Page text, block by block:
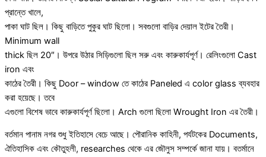
প্রান্তে খালে,
পাকা ঘাট ছিল। কিছু বাড়িতে পুকুর ঘাট ছিলো। সবগুলো বাড়ির দেয়াল ইটের তৈরী।
Minimum wall
thick ছিল 20″। উপরে উঠার সিড়িগুলো ছিল সরু এবং কারুকার্যপূর্ণ। রেলিংগুলো Cast
iron এবং
কাঠের তৈরী। কিছু Door – window তে কাঠের Paneled এ color glass ব্যবহার
করা হয়েছে। তবে
এগুলো বিশেষ ভাবে কারুকার্যপূর্ণ ছিলো। Arch গুলো ছিলো Wrought Iron এর তৈরী।
বর্তমান পানাম নগর শুধু ইতিহাসে বেচে আছে। পৌরানিক কাহিনী, পর্যটকের Documents,
ঐতিহাসিক এবং কৌতুহলী, researches থেকে এর জৌলুস সম্পর্কে জানা যায়। বতর্মানে